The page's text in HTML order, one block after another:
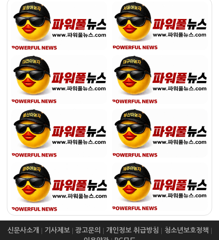
신문사소개 | 기사제보| 광고문의 | 개인정보 취급방침 | 청소년보호정책 |